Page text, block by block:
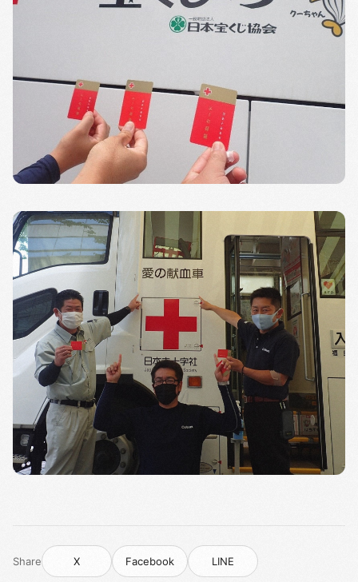
Share X Facebook LINE